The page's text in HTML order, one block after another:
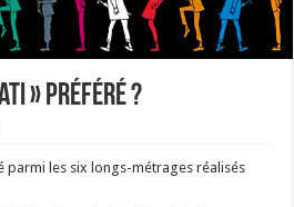
» préféré ?
parmi les six longs-métrages réalisés